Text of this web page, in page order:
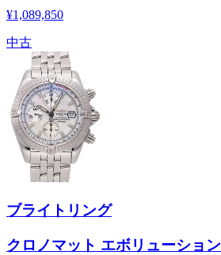
¥1,089,850
中古
ブライトリング
クロノマット エボリューション